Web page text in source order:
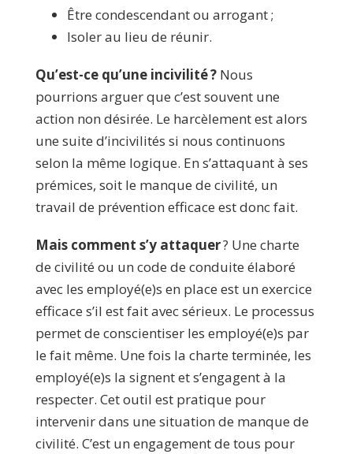
Être condescendant ou arrogant ;
Isoler au lieu de réunir.
Qu’est-ce qu’une incivilité ? Nous
pourrions arguer que c’est souvent une
action non désirée. Le harcèlement est alors
une suite d’incivilités si nous continuons
selon la même logique. En s’attaquant à ses
prémices, soit le manque de civilité, un
travail de prévention efficace est donc fait.
Mais comment s’y attaquer? Une charte
de civilité ou un code de conduite élaboré
avec les employé(e)s en place est un exercice
efficace s’il est fait avec sérieux. Le processus
permet de conscientiser les employé(e)s par
le fait même. Une fois la charte terminée, les
employé(e)s la signent et s’engagent à la
respecter. Cet outil est pratique pour
intervenir dans une situation de manque de
civilité. C’est un engagement de tous pour